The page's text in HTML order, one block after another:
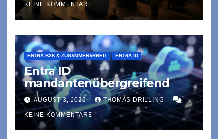
KEINE KOMMENTARE
ENTRA B2B & ZUSAMMENARBEIT ENTRA ID
Entra ID
mandantenübergreifend
AUGUST 3, 2026 THOMAS DRILLING
KEINE KOMMENTARE